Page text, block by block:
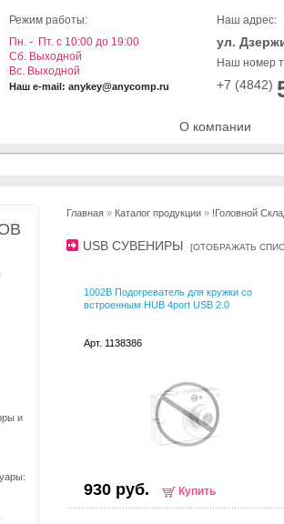
О компании
Режим работы:
Пн. - Пт. с 10:00 до 19:00
Cб. Выходной
Вс. Выходной
Наш e-mail: anykey@anycomp.ru
Наш адрес:
ул.
Наш номер
+7 (4842)
Главная » Каталог продукции » !Головной
USB СУВЕНИРЫ [ОТОБРАЖАТЬ
1002B Подогреватель для кружки со
встроенным HUB 4port USB 2.0
Арт. 1138386
930 руб. Купить
и